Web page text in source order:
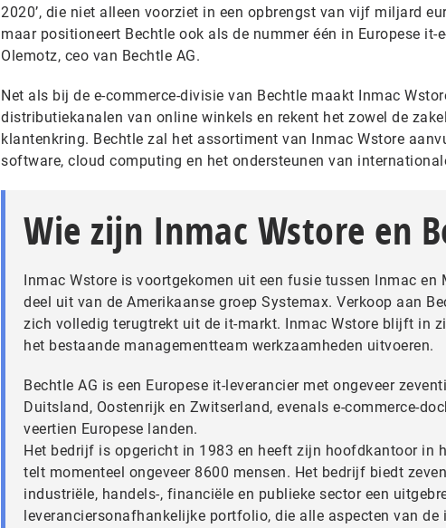
2020’, die niet alleen voorziet in een opbrengst van vijf miljard
maar positioneert Bechtle ook als de nummer één in Europese it-
Olemotz, ceo van Bechtle AG.
Net als bij de e-commerce-divisie van Bechtle maakt Inmac
distributiekanalen van online winkels en rekent het zowel de
klantenkring. Bechtle zal het assortiment van Inmac Wstore
software, cloud computing en het ondersteunen van
Wie zijn Inmac Wstore en
Inmac Wstore is voortgekomen uit een fusie tussen Inmac en
deel uit van de Amerikaanse groep Systemax. Verkoop aan
zich volledig terugtrekt uit de it-markt. Inmac Wstore blijft in
het bestaande managementteam werkzaamheden uitvoeren.
Bechtle AG is een Europese it-leverancier met ongeveer
Duitsland, Oostenrijk en Zwitserland, evenals e-commerce-
veertien Europese landen.
Het bedrijf is opgericht in 1983 en heeft zijn hoofdkantoor in
telt momenteel ongeveer 8600 mensen. Het bedrijf biedt
industriële, handels-, financiële en publieke sector een
leveranciersonafhankelijke portfolio, die alle aspecten van